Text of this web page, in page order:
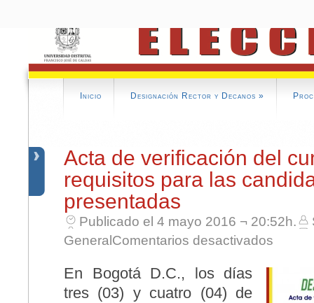
Inicio Designación Rector y Decanos »
Acta de verificación del
requisitos para las
presentadas
Publicado el 4 mayo 2016 ¬ 20:52h.
General Comentarios desactivados
En Bogotá D.C., los días
tres (03) y cuatro (04) de